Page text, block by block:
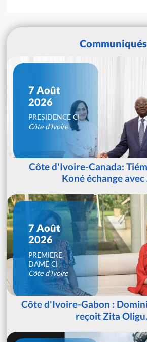
Communiqués
7 Août
2026
PRESIDENCE CI
Côte d'Ivoire
Côte d'Ivoire-Canada:
Koné échange avec
7 Août
2026
PREMIERE
DAME CI
Côte d'Ivoire
Côte d'Ivoire-Gabon :
reçoit Zita